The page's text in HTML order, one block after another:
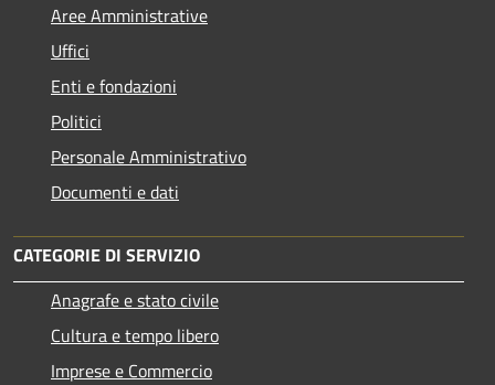
Aree Amministrative
Uffici
Enti e fondazioni
Politici
Personale Amministrativo
Documenti e dati
CATEGORIE DI SERVIZIO
Anagrafe e stato civile
Cultura e tempo libero
Imprese e Commercio